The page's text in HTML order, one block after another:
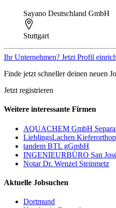
Sayano Deutschland GmbH
Stuttgart
Ihr Unternehmen? Jetzt Profil
Finde jetzt schneller deinen neuen
Jetzt registrieren
Weitere interessante Firmen
AQUACHEM GmbH
LieblingsLachen
tandem BTL gGmbH
INGENIEURBÜRO San
Notar Dr. Wenzel Steinmetz
Aktuelle Jobsuchen
Dortmund